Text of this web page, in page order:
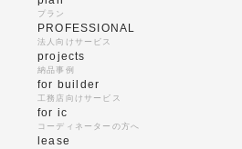
プラン
PROFESSIONAL
法人向けサービス
projects
納品事例
for builder
工務店向けサービス
for ic
コーディネーターの方へ
lease